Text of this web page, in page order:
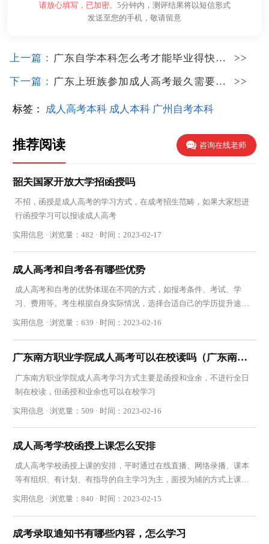
请放心填写，已加密。 5分钟内，测评结果将以短信形式
发送至您的手机，敬请留意
上一篇： 广东自学本科怎么考才能毕业得快一点 >>
下一篇： 广东上班族参加成人高考最久需要几年 >>
标签： 成人高考本科 成人本科 广州自考本科
推荐阅读 咨询在线老师
韶关国家开放大学招函授吗
不招，函授是成人高考的学习方式，在成考招生范畴，如果大家想进
行函授学习可以报读成人高考
实用信息 · 浏览量：482 · 时间：2023-02-17
成人高考和自考各有哪些优势
成人高考和自考的优势体现在不同的方式，如报考条件、考试、学
习、费用等。考生根据自身实际情况，选择合适自己的学历提升途径
报考
实用信息 · 浏览量：639 · 时间：2023-02-16
广东南方职业学院成人高考可以在校读吗（广东南方职业学院成人高考怎么样）
广东南方职业学院成人高考学习方式主要是函授和业余，不进行全日
制在校读，但函授和业余也可以在校学习
实用信息 · 浏览量：509 · 时间：2023-02-16
成人高考学校函授上课怎么安排
成人高考学校函授上课的安排，平时通过在线直播、网络录播、课本
等有组织、有计划、有指导的自主学习为主，面授为辅的方式上课学
习
实用信息 · 浏览量：840 · 时间：2023-02-15
成考录取通知书有哪些内容，怎么学习